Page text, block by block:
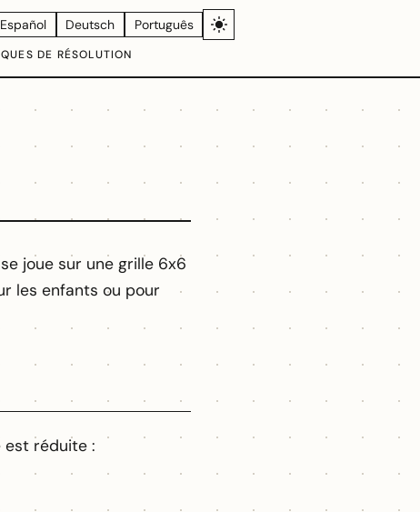
Español Deutsch Português
DE RÉSOLUTION
joue sur une grille 6x6
les enfants ou pour
est réduite :